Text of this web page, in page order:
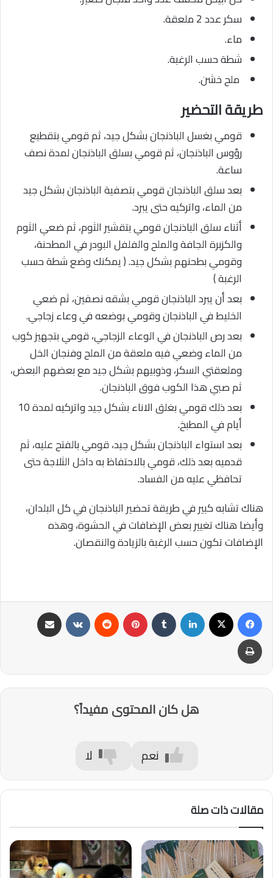
سكر عدد 2 ملعقة.
ماء.
شطة حسب الرغبة.
ملح خشن.
طريقة التحضير
قومي بغسل الباذنجان بشكل جيد، ثم قومي بتقطيع
رؤوس الباذنجان، ثم قومي بسلق الباذنجان لمدة نصف
ساعة.
بعد سلق الباذنجان قومي بتصفية الباذنجان بشكل جيد
من الماء، واتركيه حتى يبرد.
أثناء سلق الباذنجان قومي بتقشير الثوم، ثم ضعي الثوم
والكزبرة الجافة والملح والفلفل البودر في المطحنة،
وقومي بطحنهم بشكل جيد. ( يمكنك وضع شطة حسب
الرغبة )
بعد أن يبرد الباذنجان قومي بشقه نصفين، ثم ضعي
الخليط في الباذنجان وقومي بوضعه في وعاء زجاجي.
بعد رص الباذنجان في الوعاء الزجاجي، قومي بتجهيز كوب
من الماء وضعي فيه ملعقة من الملح وفنجان الخل
وملعقتي السكر، وذوبيهم بشكل جيد مع بعضهم البعض،
ثم صبي هذا الكوب فوق الباذنجان.
بعد ذلك قومي بغلق الاناء بشكل جيد واتركيه لمدة 10
أيام في المطبخ.
بعد استواء الباذنجان بشكل جيد، قومي بالفتح عليه، ثم
قدميه بعد ذلك، قومي بالاحتفاظ به داخل الثلاجة حتى
تحافظي عليه من الفساد.
هناك تشابه كبير في طريقة تحضير الباذنجان في كل البلدان،
وأيضا هناك تغيير بعض الإضافات في الحشوة، وهذه
الإضافات تكون حسب الرغبة بالزيادة والنقصان.
هل كان المحتوى مفيداً؟
نعم لا
مقالات ذات صلة